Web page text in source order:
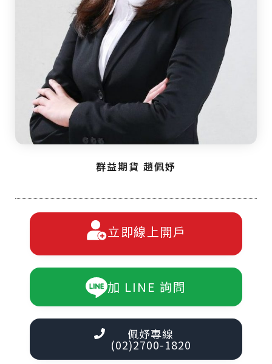
群益期貨 趙佩妤
立即線上開戶
加 LINE 詢問
佩妤專線
(02)2700-1820